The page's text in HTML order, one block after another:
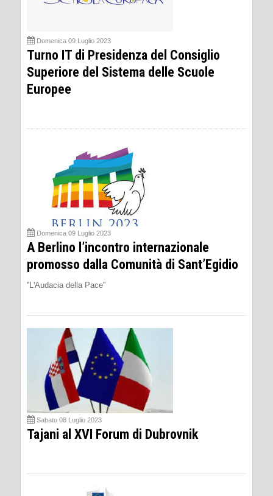
Domenica 09 Luglio 2023
Turno IT di Presidenza del Consiglio
Superiore del Sistema delle Scuole
Europee
Domenica 09 Luglio 2023
A Berlino l’incontro internazionale
promosso dalla Comunità di Sant’Egidio
''L'Audacia della Pace''
Sabato 08 Luglio 2023
Tajani al XVI Forum di Dubrovnik